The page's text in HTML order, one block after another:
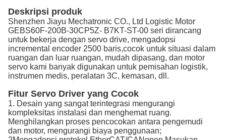
Deskripsi produk
Shenzhen Jiayu Mechatronic CO., Ltd Logistic Motor
GEBS60F-200B-30CP5Z- B7KT-ST-00 seri dirancang
untuk bekerja dengan servo drive, mengadopsi
incremental encoder 2500 baris,cocok untuk situasi dalam
ruangan dan luar ruangan, mudah dipasang, dan motor
servo kami banyak digunakan untuk pemisahan logistik,
instrumen medis, peralatan 3C, kemasan, dll.
Fitur Servo Driver yang Cocok
1. Desain yang sangat terintegrasi mengurangi
kompleksitas instalasi dan menghemat ruang.
Menghilangkan proses pencocokan antara pengemudi
dan motor, mengurangi biaya penggunaan;